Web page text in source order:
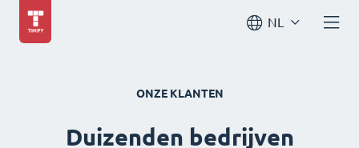
NL
ONZE KLANTEN
Duizenden bedrijven